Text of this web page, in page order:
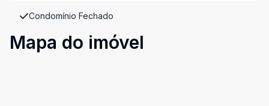
Condomínio Fechado
Mapa do imóvel